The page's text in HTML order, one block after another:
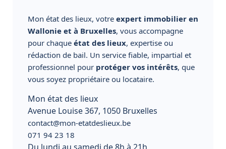
Mon état des lieux, votre expert immobilier en
Wallonie et à Bruxelles, vous accompagne
pour chaque état des lieux, expertise ou
rédaction de bail. Un service fiable, impartial et
professionnel pour protéger vos intérêts, que
vous soyez propriétaire ou locataire.
Mon état des lieux
Avenue Louise 367, 1050 Bruxelles
contact@mon-etatdeslieux.be
071 94 23 18